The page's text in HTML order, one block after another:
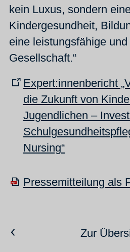
kein Luxus, sondern
Kindergesundheit,
eine leistungsfähige
Gesellschaft.“
Expert:innenbericht
die Zukunft von
Jugendlichen –
Nursing“
Pressemitteilung als
Vorheriger Artikel
Zur